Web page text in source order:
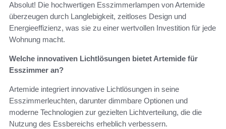
Absolut! Die hochwertigen Esszimmerlampen von Artemide
überzeugen durch Langlebigkeit, zeitloses Design und
Energieeffizienz, was sie zu einer wertvollen Investition für jede
Wohnung macht.
Welche innovativen Lichtlösungen bietet Artemide für
Esszimmer an?
Artemide integriert innovative Lichtlösungen in seine
Esszimmerleuchten, darunter dimmbare Optionen und
moderne Technologien zur gezielten Lichtverteilung, die die
Nutzung des Essbereichs erheblich verbessern.